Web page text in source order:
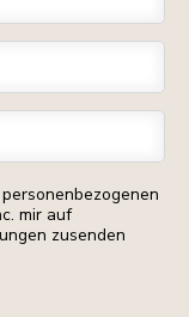
mir auf
zusenden